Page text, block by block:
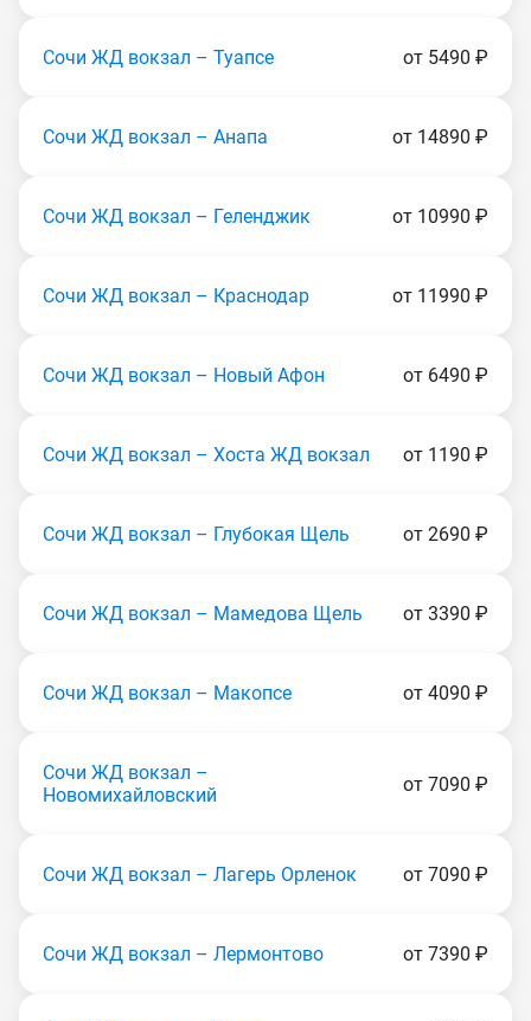
Сочи ЖД вокзал – Туапсе от 5490 ₽
Сочи ЖД вокзал – Анапа от 14890 ₽
Сочи ЖД вокзал – Геленджик от 10990 ₽
Сочи ЖД вокзал – Краснодар от 11990 ₽
Сочи ЖД вокзал – Новый Афон от 6490 ₽
Сочи ЖД вокзал – Хоста ЖД вокзал от 1190 ₽
Сочи ЖД вокзал – Глубокая Щель от 2690 ₽
Сочи ЖД вокзал – Мамедова Щель от 3390 ₽
Сочи ЖД вокзал – Макопсе от 4090 ₽
Сочи ЖД вокзал –
Новомихайловский
от 7090 ₽
Сочи ЖД вокзал – Лагерь Орленок от 7090 ₽
Сочи ЖД вокзал – Лермонтово от 7390 ₽